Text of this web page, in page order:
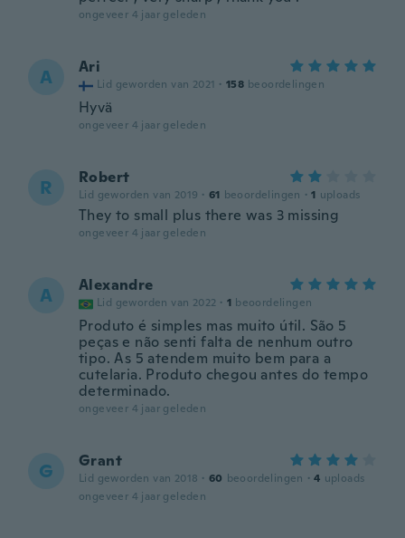
ongeveer 4 jaar geleden
A Ari
Lid geworden van 2021 · 158 beoordelingen
Hyvä
ongeveer 4 jaar geleden
R Robert
Lid geworden van 2019 · 61 beoordelingen · 1 uploads
They to small plus there was 3 missing
ongeveer 4 jaar geleden
A Alexandre
Lid geworden van 2022 · 1 beoordelingen
Produto é simples mas muito útil. São 5
peças e não senti falta de nenhum outro
tipo. As 5 atendem muito bem para a
cutelaria. Produto chegou antes do tempo
determinado.
ongeveer 4 jaar geleden
G Grant
Lid geworden van 2018 · 60 beoordelingen · 4 uploads
ongeveer 4 jaar geleden